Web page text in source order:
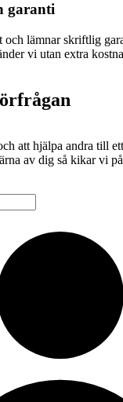
garanti
och lämnar skriftlig
vi utan extra
att hjälpa andra till
av dig så kikar vi